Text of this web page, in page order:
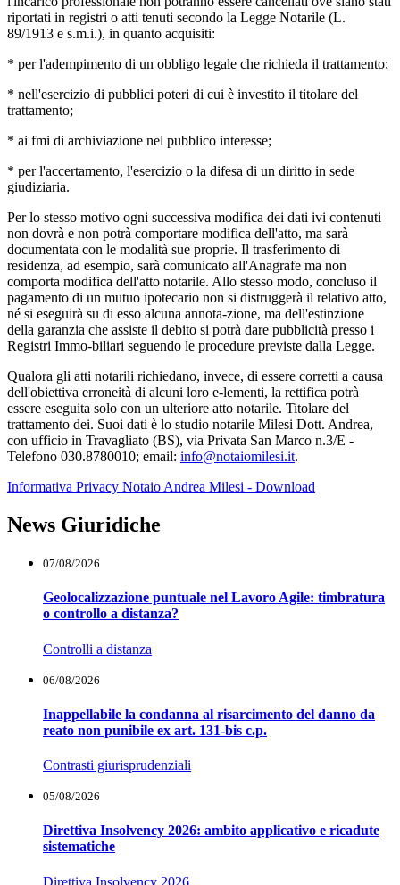
riportati in registri o atti tenuti secondo la Legge Notarile (L.
89/1913 e s.m.i.), in quanto acquisiti:
* per l'adempimento di un obbligo legale che richieda il trattamento;
* nell'esercizio di pubblici poteri di cui è investito il titolare del
trattamento;
* ai fmi di archiviazione nel pubblico interesse;
* per l'accertamento, l'esercizio o la difesa di un diritto in sede
giudiziaria.
Per lo stesso motivo ogni successiva modifica dei dati ivi contenuti
non dovrà e non potrà comportare modifica dell'atto, ma sarà
documentata con le modalità sue proprie. Il trasferimento di
residenza, ad esempio, sarà comunicato all'Anagrafe ma non
comporta modifica dell'atto notarile. Allo stesso modo, concluso il
pagamento di un mutuo ipotecario non si distruggerà il relativo atto,
né si eseguirà su di esso alcuna annota-zione, ma dell'estinzione
della garanzia che assiste il debito si potrà dare pubblicità presso i
Registri Immo-biliari seguendo le procedure previste dalla Legge.
Qualora gli atti notarili richiedano, invece, di essere corretti a causa
dell'obiettiva erroneità di alcuni loro e-lementi, la rettifica potrà
essere eseguita solo con un ulteriore atto notarile. Titolare del
trattamento dei. Suoi dati è lo studio notarile Milesi Dott. Andrea,
con ufficio in Travagliato (BS), via Privata San Marco n.3/E -
Telefono 030.8780010; email: info@notaiomilesi.it.
Informativa Privacy Notaio Andrea Milesi - Download
News Giuridiche
07/08/2026
Geolocalizzazione puntuale nel Lavoro Agile: timbratura
o controllo a distanza?
Controlli a distanza
06/08/2026
Inappellabile la condanna al risarcimento del danno da
reato non punibile ex art. 131-bis c.p.
Contrasti giurisprudenziali
05/08/2026
Direttiva Insolvency 2026: ambito applicativo e ricadute
sistematiche
Direttiva Insolvency 2026